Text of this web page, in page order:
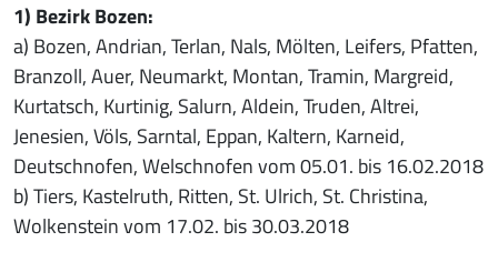
1) Bezirk Bozen:
a) Bozen, Andrian, Terlan, Nals, Mölten, Leifers, Pfatten,
Branzoll, Auer, Neumarkt, Montan, Tramin, Margreid,
Kurtatsch, Kurtinig, Salurn, Aldein, Truden, Altrei,
Jenesien, Völs, Sarntal, Eppan, Kaltern, Karneid,
Deutschnofen, Welschnofen vom 05.01. bis 16.02.2018
b) Tiers, Kastelruth, Ritten, St. Ulrich, St. Christina,
Wolkenstein vom 17.02. bis 30.03.2018